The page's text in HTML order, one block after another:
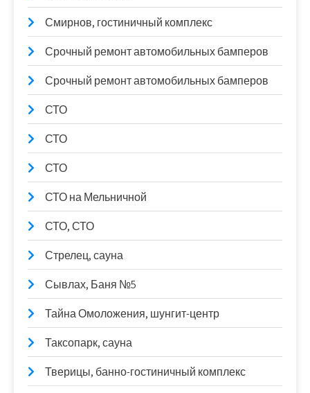
Смирнов, гостиничный комплекс
Срочный ремонт автомобильных бамперов
Срочный ремонт автомобильных бамперов
СТО
СТО
СТО
СТО на Мельничной
СТО, СТО
Стрелец, сауна
Сывлах, Баня №5
Тайна Омоложения, шунгит-центр
Таксопарк, сауна
Тверицы, банно-гостиничный комплекс